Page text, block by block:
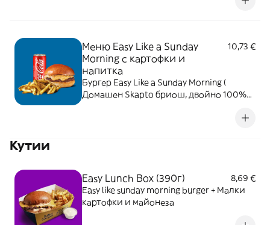
Меню Easy Like a Sunday
Morning с картофки и
напитка
10,73 €
Бургер Easy Like a Sunday Morning (
Домашен Skapto бриош, двойно 100%
Кутии
Easy Lunch Box (390г)
8,69 €
Easy like sunday morning burger + Малки
картофки и майонеза